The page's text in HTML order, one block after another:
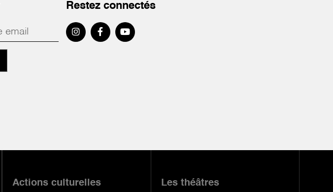
Restez connectés
Actions culturelles Les théâtres